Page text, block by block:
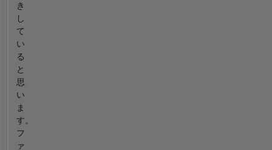
き
し
て
い
る
と
思
い
ま
す。
フ
ァ